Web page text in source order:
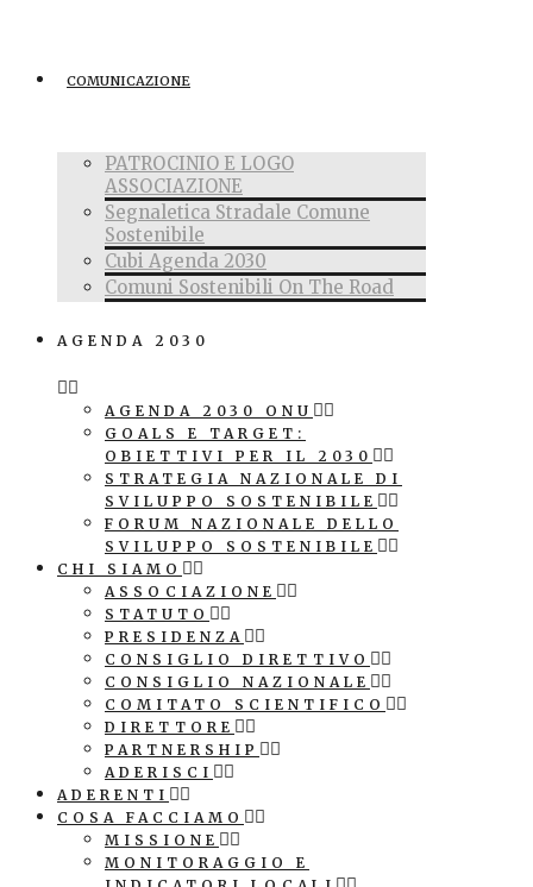
COMUNICAZIONE
PATROCINIO E LOGO
ASSOCIAZIONE
Segnaletica Stradale Comune
Sostenibile
Cubi Agenda 2030
Comuni Sostenibili On The Road
AGENDA 2030
AGENDA 2030 ONU
GOALS E TARGET:
OBIETTIVI PER IL 2030
STRATEGIA NAZIONALE DI
SVILUPPO SOSTENIBILE
FORUM NAZIONALE DELLO
SVILUPPO SOSTENIBILE
CHI SIAMO
ASSOCIAZIONE
STATUTO
PRESIDENZA
CONSIGLIO DIRETTIVO
CONSIGLIO NAZIONALE
COMITATO SCIENTIFICO
DIRETTORE
PARTNERSHIP
ADERISCI
ADERENTI
COSA FACCIAMO
MISSIONE
MONITORAGGIO E